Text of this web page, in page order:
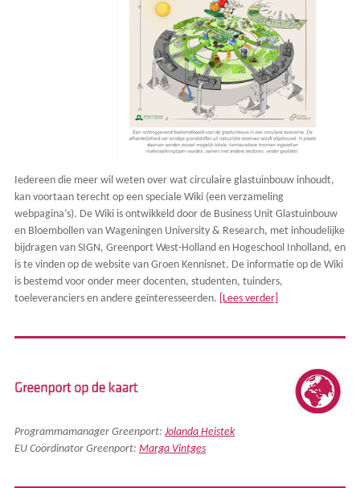
Iedereen die meer wil weten over wat circulaire glastuinbouw inhoudt,
kan voortaan terecht op een speciale Wiki (een verzameling
webpagina’s). De Wiki is ontwikkeld door de Business Unit Glastuinbouw
en Bloembollen van Wageningen University & Research, met inhoudelijke
bijdragen van SIGN, Greenport West-Holland en Hogeschool Inholland, en
is te vinden op de website van Groen Kennisnet. De informatie op de Wiki
is bestemd voor onder meer docenten, studenten, tuinders,
toeleveranciers en andere geïnteresseerden. [Lees verder]
Programmamanager Greenport: Jolanda Heistek
EU Coördinator Greenport: Marga Vintges